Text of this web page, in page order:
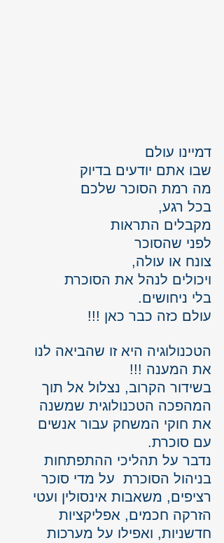
דמיינו עולם
שבו אתם יודעים בדיוק
מה רמת הסוכר שלכם
בכל רגע,
מקבלים התראות
לפני שהסוכר
צונח או עולה,
ויכולים לנהל את הסוכרת
בלי ניחושים.
עולם כזה כבר כאן !!!
הטכנולוגיה היא זו שהביאה לנו
את המענה !!!
בשידור הקרוב, נצלול אל תוך
המהפכה הטכנולוגית שמשנה
את חוקי המשחק עבור אנשים
עם סוכרת.
נדבר על תהליכי ההתפתחות
בניהול הסוכרת  על מדי סוכר
רציפים, משאבות אינסולין ועטי
הזרקה חכמים, אפליקציות
חדשניות, ואפילו על מערכות